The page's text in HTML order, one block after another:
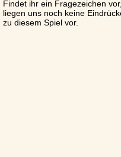
Findet ihr ein Fragezeichen vor,
liegen uns noch keine
zu diesem Spiel vor.